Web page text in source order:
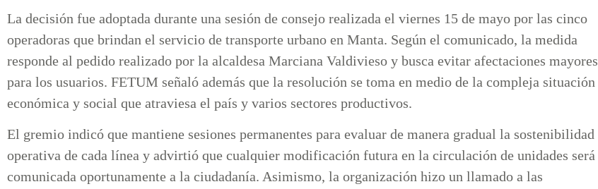
La decisión fue adoptada durante una sesión de consejo realizada el viernes 15 de mayo por las cinco
operadoras que brindan el servicio de transporte urbano en Manta. Según el comunicado, la medida
responde al pedido realizado por la alcaldesa Marciana Valdivieso y busca evitar afectaciones mayores
para los usuarios. FETUM señaló además que la resolución se toma en medio de la compleja situación
económica y social que atraviesa el país y varios sectores productivos.
El gremio indicó que mantiene sesiones permanentes para evaluar de manera gradual la sostenibilidad
operativa de cada línea y advirtió que cualquier modificación futura en la circulación de unidades será
comunicada oportunamente a la ciudadanía. Asimismo, la organización hizo un llamado a las